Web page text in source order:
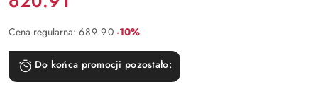
Cena regularna: 689.90 Rabat:
-10%
Do końca promocji pozostało: